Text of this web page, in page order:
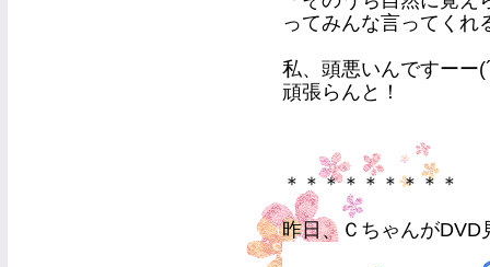
ってみんな言ってく
私、頭悪いんですーー
頑張らんと！
＊＊＊＊＊＊＊＊＊
昨日、ＣちゃんがDVD